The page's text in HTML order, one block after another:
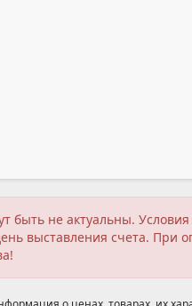
быть не актуальны.
выставления счета.